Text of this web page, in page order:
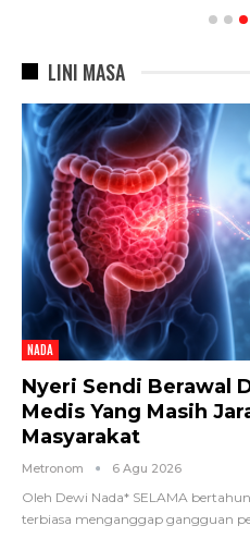
LINI MASA
NADA
Nyeri Sendi Berawal
Medis Yang Masih
Masyarakat
Metronom 6 Agu 2026
Oleh Dewi Nada* SELAMA
terbiasa menganggap gangguan